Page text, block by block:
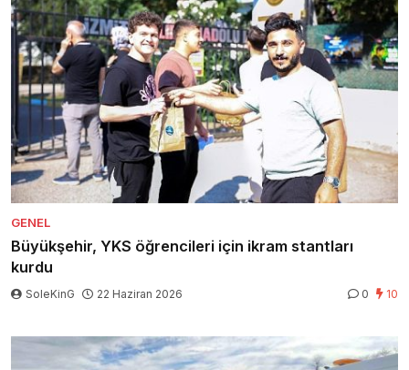
GENEL
Büyükşehir, YKS öğrencileri için ikram stantları
kurdu
SoleKinG 22 Haziran 2026 0 10